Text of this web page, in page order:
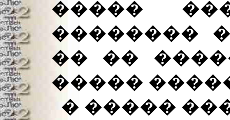
�����
��������
�� ��
�����
� �����